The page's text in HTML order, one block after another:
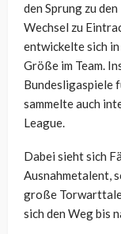
den Sprung zu
Wechsel zu
entwickelte sich
Größe im Team.
Bundesligaspiele
sammelte auch
League.
Dabei sieht sich
Ausnahmetalent,
große
sich den Weg bis